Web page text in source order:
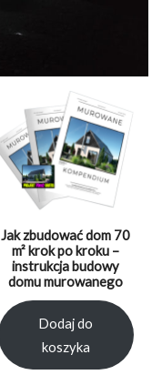
Jak zbudować dom 70
m² krok po kroku –
instrukcja budowy
domu murowanego
Dodaj do
koszyka